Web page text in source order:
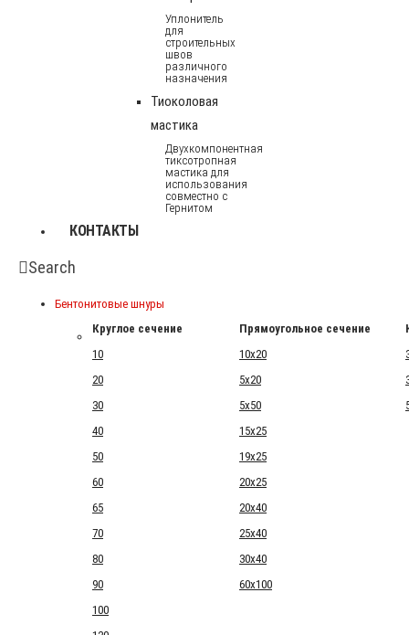
Уплонитель
для
строительных
швов
различного
назначения
Тиоколовая
мастика
Двухкомпонентная
тиксотропная
мастика для
использования
совместно с
Гернитом
КОНТАКТЫ
Search
Бентонитовые шнуры
Круглое сечение
Прямоугольное сечение
10
10x20
20
5x20
30
5x50
40
15x25
50
19x25
60
20x25
65
20x40
70
25x40
80
30x40
90
60x100
100